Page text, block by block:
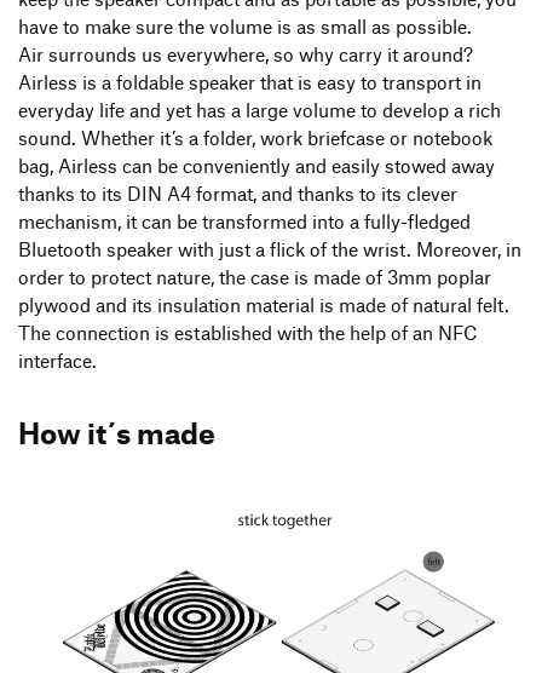
have to make sure the volume is as small as possible.
Air surrounds us everywhere, so why carry it around?
Airless is a foldable speaker that is easy to transport in
everyday life and yet has a large volume to develop a rich
sound. Whether it’s a folder, work briefcase or notebook
bag, Airless can be conveniently and easily stowed away
thanks to its DIN A4 format, and thanks to its clever
mechanism, it can be transformed into a fully-fledged
Bluetooth speaker with just a flick of the wrist. Moreover, in
order to protect nature, the case is made of 3mm poplar
plywood and its insulation material is made of natural felt.
The connection is established with the help of an NFC
interface.
How it´s made